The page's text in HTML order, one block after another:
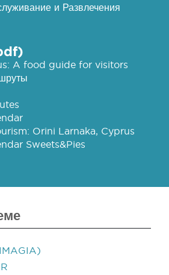
и Развлечения
A food guide for visitors
Orini Larnaka, Cyprus
Sweets&Pies